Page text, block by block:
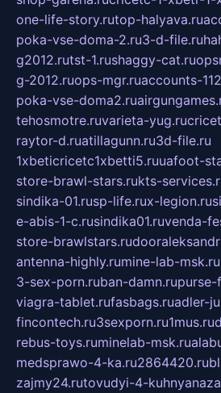
one-life-story.rutop-halyava.ru
poka-vse-doma-2.ru3-d-file.ru
g2012.rutst-1.rushaggy-cat.ru
g-2012.ruops-mgr.ruaccounts-
poka-vse-doma2.ru
tehosmotre.ruvarieta-yug.ru
raytor-d.ruatillagunn.ru3d-file.ru
1xbeticricetc1xbetti5.ruuafoot-
store-brawl-stars.rukts-
sindika-01.rusp-life.rux-legion.ru
e-abis-1-c.rusindika01.ruvenda-
store-brawlstars.ru
antenna-highly.rumine-lab-msk.ru
3-sex-porn.ruban-damn.rupurse-
viagra-tablet.rufasbags.ruadler-
fincontech.ru3sexporn.ru1mus.ru
rebus-toys.ruminelab-msk.ru
medsprawo-4-ka.ru2864420.ru
zajmy24.rutovudyi-4-